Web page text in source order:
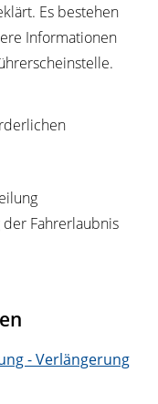
Es bestehen
Informationen
Fahrerlaubnis
- Verlängerung